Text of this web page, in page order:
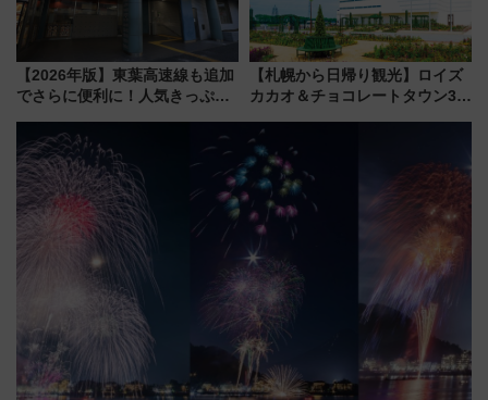
【2026年版】東葉高速線も追加
でさらに便利に！人気きっぷ
今年も発売 秋・早春に千葉県を
巡るなら使い勝手・コスパ抜群
【札幌から日帰り観光】ロイズ
カカオ＆チョコレートタウン3周
詰め放題を開催、ロイズタウン
駅からのアクセスも